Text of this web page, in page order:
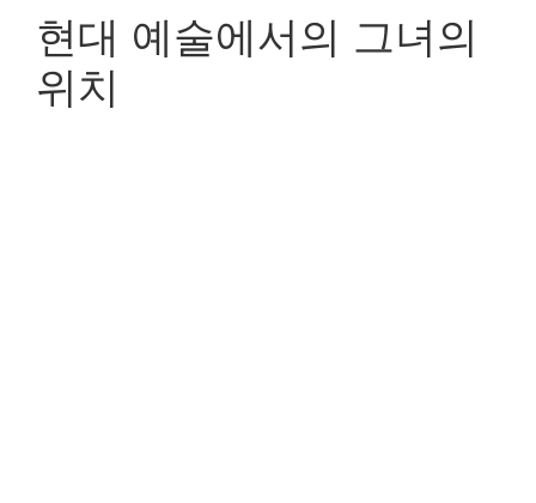
현대 예술에서의 그녀의
위치